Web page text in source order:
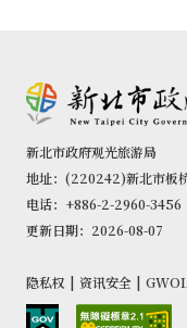
新北市政府观光旅游局
地址：(220242)新北市板
电话：+886-2-2960-3456
更新日期：2026-08-07
隐私权 | 资讯安全 |